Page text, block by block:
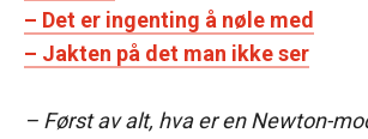
– Det er ingenting å nøle med
– Jakten på det man ikke ser
– Først av alt, hva er en Newton-